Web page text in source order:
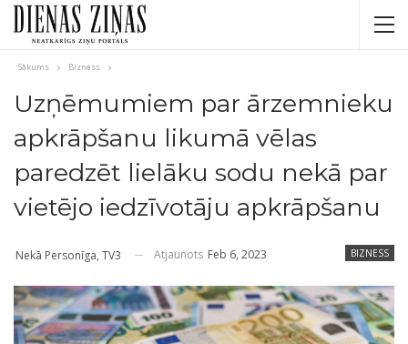
Sākums Bizness
Uzņēmumiem par ārzemnieku
apkrāpšanu likumā vēlas
paredzēt lielāku sodu nekā par
vietējo iedzīvotāju apkrāpšanu
BIZNESS
Nekā Personīga, TV3 Atjaunots Feb 6, 2023